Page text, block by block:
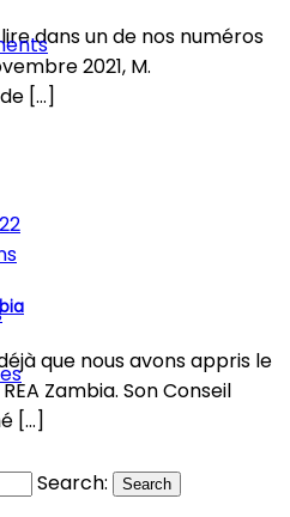
Search: Search
dans un de nos numéros
2021, M.
[…]
que nous avons appris le
Zambia. Son Conseil
[…]